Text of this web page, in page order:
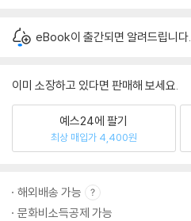
eBook이 출간되면 알려드립니다.
이미 소장하고 있다면 판매해 보세요.
예스24에 팔기
최상 매입가 4,400원
해외배송 가능
문화비소득공제 가능